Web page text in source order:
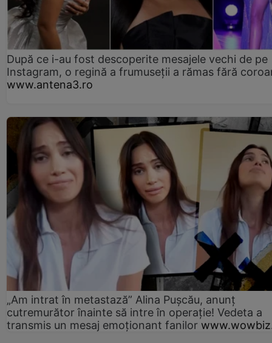
După ce i-au fost descoperite mesajele vechi de pe
Instagram, o regină a frumuseții a rămas fără
www.antena3.ro
„Am intrat în metastază” Alina Pușcău, anunț
cutremurător înainte să intre în operație! Vedeta a
transmis un mesaj emoționant fanilor